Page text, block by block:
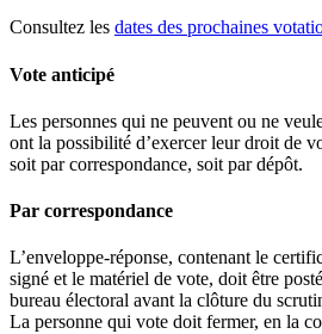
Consultez les dates des prochaines
Vote anticipé
Les personnes qui ne peuvent ou ne
ont la possibilité d’exercer leur droit de
soit par correspondance, soit par dépôt.
Par correspondance
L’enveloppe-réponse, contenant le
signé et le matériel de vote, doit être
bureau électoral avant la clôture du
La personne qui vote doit fermer, en la